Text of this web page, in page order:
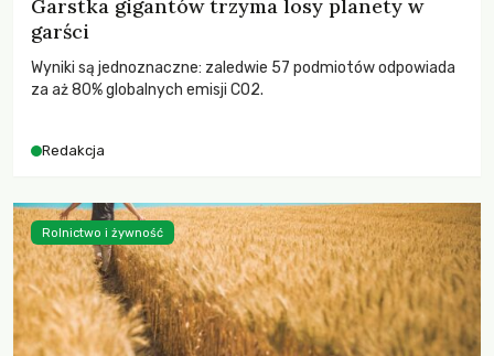
Garstka gigantów trzyma losy planety w
garści
Wyniki są jednoznaczne: zaledwie 57 podmiotów odpowiada
za aż 80% globalnych emisji CO2.
Redakcja
Rolnictwo i żywność